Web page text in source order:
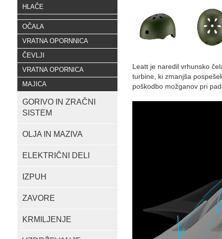
HLAČE
OČALA
VRATNA OPORNNICA
ČEVLJI
VRATNA OPORNICA
MAJICA
GORIVO IN ZRAČNI
SISTEM
OLJA IN MAZIVA
ELEKTRIČNI DELI
IZPUH
ZAVORE
KRMILJENJE
Leatt je naredil vrhunsko
turbine, ki zmanjša
poškodbo možganov pri